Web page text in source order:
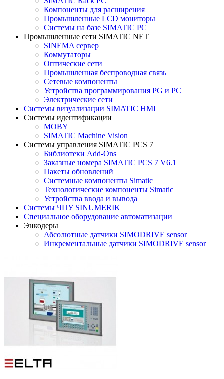
Компоненты для расширения
Промышленные LCD мониторы
Системы на базе SIMATIC PC
Промышленные сети SIMATIC NET
SINEMA сервер
Коммутаторы
Оптические сети
Промышленная беспроводная связь
Сетевые компоненты
Устройства программирования PG и PC
Электрические сети
Системы визуализации SIMATIC HMI
Системы идентификации
MOBY
SIMATIC Machine Vision
Системы управления SIMATIC PCS 7
Библиотеки Add-Ons
Заказные номера SIMATIC PCS 7 V6.1
Пакеты обновлений
Системные компоненты Simatic
Технологические компоненты Simatic
Устройства ввода и вывода
Системы ЧПУ SINUMERIK
Специальное оборудование автоматизации
Энкодеры
Абсолютные датчики SIMODRIVE sensor
Инкрементальные датчики SIMODRIVE sensor